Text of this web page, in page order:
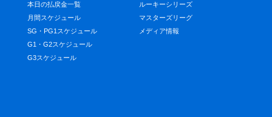
本日の払戻金一覧
月間スケジュール
SG・PG1スケジュール
G1・G2スケジュール
G3スケジュール
ルーキーシリーズ
マスターズリーグ
メディア情報